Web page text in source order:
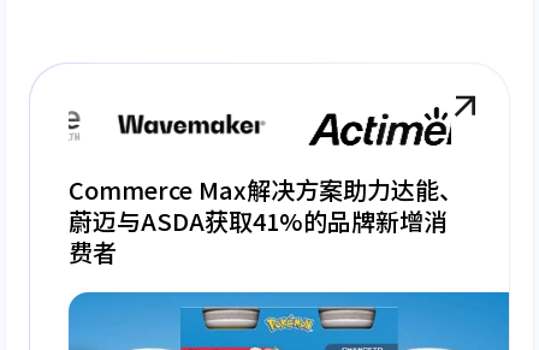
Commerce Max解决方案助力达能、
蔚迈与ASDA获取41%的品牌新增消
费者